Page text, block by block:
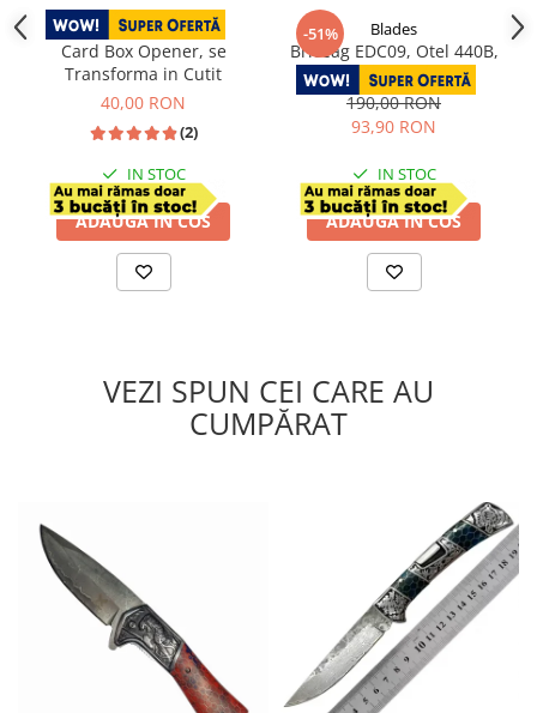
Card Box Opener, se
Transforma in Cutit
40,00 RON
(2)
IN STOC
ADAUGA IN COS
-51% Blades
Briceag EDC09, Otel 440B,
Maner G10, 22 cm
190,00 RON
93,90 RON
IN STOC
ADAUGA IN COS
VEZI SPUN CEI CARE AU
CUMPĂRAT